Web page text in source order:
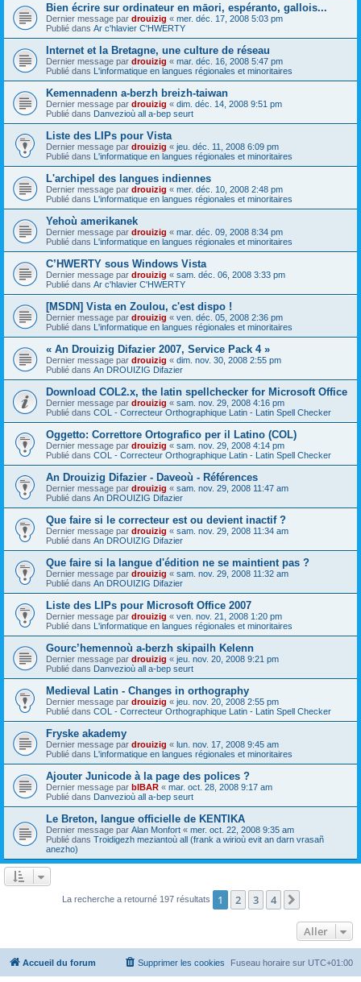
Bien écrire sur ordinateur en māori, espéranto, gallois...
Dernier message par drouizig « mer. déc. 17, 2008 5:03 pm
Publié dans Ar c'hlavier C'HWERTY
Internet et la Bretagne, une culture de réseau
Dernier message par drouizig « mar. déc. 16, 2008 5:47 pm
Publié dans L'informatique en langues régionales et minoritaires
Kemennadenn a-berzh breizh-taiwan
Dernier message par drouizig « dim. déc. 14, 2008 9:51 pm
Publié dans Danvezioù all a-bep seurt
Liste des LIPs pour Vista
Dernier message par drouizig « jeu. déc. 11, 2008 6:09 pm
Publié dans L'informatique en langues régionales et minoritaires
L'archipel des langues indiennes
Dernier message par drouizig « mer. déc. 10, 2008 2:48 pm
Publié dans L'informatique en langues régionales et minoritaires
Yehoù amerikanek
Dernier message par drouizig « mar. déc. 09, 2008 8:34 pm
Publié dans L'informatique en langues régionales et minoritaires
C’HWERTY sous Windows Vista
Dernier message par drouizig « sam. déc. 06, 2008 3:33 pm
Publié dans Ar c'hlavier C'HWERTY
[MSDN] Vista en Zoulou, c'est dispo !
Dernier message par drouizig « ven. déc. 05, 2008 2:36 pm
Publié dans L'informatique en langues régionales et minoritaires
« An Drouizig Difazier 2007, Service Pack 4 »
Dernier message par drouizig « dim. nov. 30, 2008 2:55 pm
Publié dans An DROUIZIG Difazier
Download COL2.x, the latin spellchecker for Microsoft Office
Dernier message par drouizig « sam. nov. 29, 2008 4:16 pm
Publié dans COL - Correcteur Orthographique Latin - Latin Spell Checker
Oggetto: Correttore Ortografico per il Latino (COL)
Dernier message par drouizig « sam. nov. 29, 2008 4:14 pm
Publié dans COL - Correcteur Orthographique Latin - Latin Spell Checker
An Drouizig Difazier - Daveoù - Références
Dernier message par drouizig « sam. nov. 29, 2008 11:47 am
Publié dans An DROUIZIG Difazier
Que faire si le correcteur est ou devient inactif ?
Dernier message par drouizig « sam. nov. 29, 2008 11:34 am
Publié dans An DROUIZIG Difazier
Que faire si la langue d'édition ne se maintient pas ?
Dernier message par drouizig « sam. nov. 29, 2008 11:32 am
Publié dans An DROUIZIG Difazier
Liste des LIPs pour Microsoft Office 2007
Dernier message par drouizig « ven. nov. 21, 2008 1:20 pm
Publié dans L'informatique en langues régionales et minoritaires
Gourc’hemennoù a-berzh skipailh Kelenn
Dernier message par drouizig « jeu. nov. 20, 2008 9:21 pm
Publié dans Danvezioù all a-bep seurt
Medieval Latin - Changes in orthography
Dernier message par drouizig « jeu. nov. 20, 2008 2:55 pm
Publié dans COL - Correcteur Orthographique Latin - Latin Spell Checker
Fryske akademy
Dernier message par drouizig « lun. nov. 17, 2008 9:45 am
Publié dans L'informatique en langues régionales et minoritaires
Ajouter Junicode à la page des polices ?
Dernier message par bIBAR « mar. oct. 28, 2008 9:17 am
Publié dans Danvezioù all a-bep seurt
Le Breton, langue officielle de KENTIKA
Dernier message par Alan Monfort « mer. oct. 22, 2008 9:35 am
Publié dans Troidigezh meziantoù all (frank a wirioù evit an darn vrasañ
anezho)
La recherche a retourné 197 résultats 1 2 3 4
Aller
Accueil du forum Fuseau horaire sur UTC+01:00
Supprimer les cookies